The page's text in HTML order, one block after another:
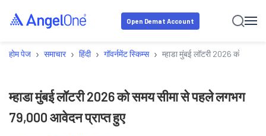
Open Demat Account
होम पेज › समाचार › हिंदी › गॉवर्नमेंट स्किम्स › म्हाडा मुंबई लॉटरी 2026 को समय
म्हाडा मुंबई लॉटरी 2026 को समय सीमा से पहले लगभग
79,000 आवेदन प्राप्त हुए